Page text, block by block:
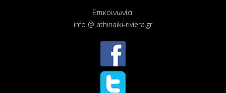
Επικοινωνία:
info @ athinaiki-riviera.gr